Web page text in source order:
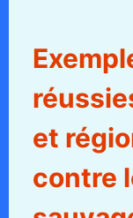
et
contre